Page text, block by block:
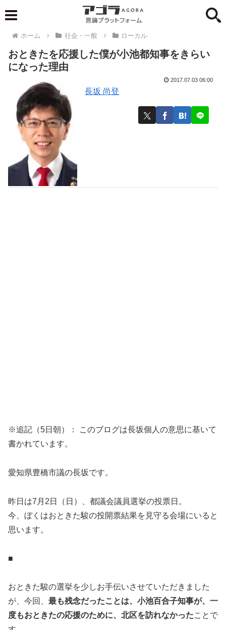
ホーム 社会・一般 ローカル
おときたを応援した僕が小池都知事をきらい
になった理由
長坂 尚登
2017.07.03 06:00
※追記（5日朝）： このブログは長坂個人の意思に基いて
書かれています。
愛知県豊橋市議の長坂です。
昨日は7月2日（日）、都議会議員選挙の投票日。
今、ぼくはおときた駿の投開票結果を見守る会場にいると
思います。
■
おときた駿の選挙を少しお手伝いさせていただきました
が、今回、 最も残念だったことは、小池百合子知事が、一
度もおときたの応援のために、北区を訪れなかったことで